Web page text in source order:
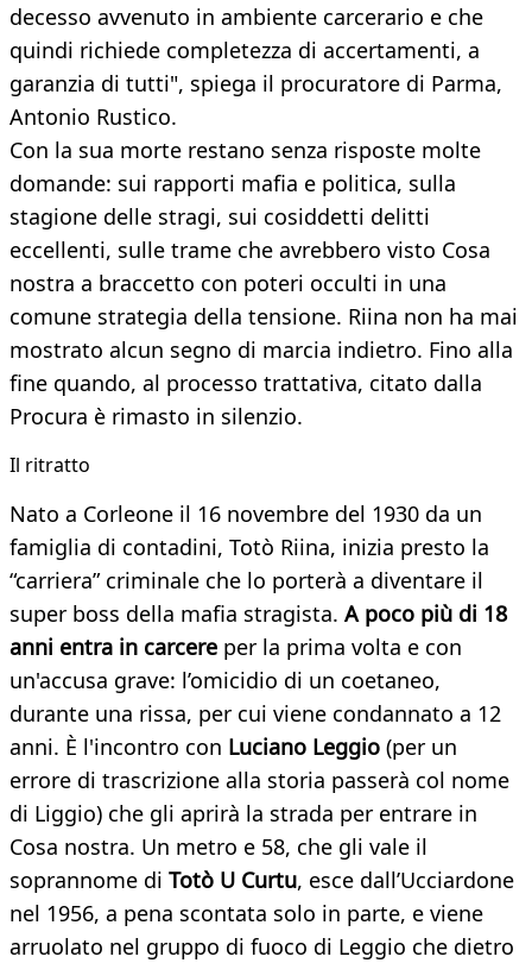
decesso avvenuto in ambiente carcerario e che
quindi richiede completezza di accertamenti, a
garanzia di tutti", spiega il procuratore di Parma,
Antonio Rustico.
Con la sua morte restano senza risposte molte
domande: sui rapporti mafia e politica, sulla
stagione delle stragi, sui cosiddetti delitti
eccellenti, sulle trame che avrebbero visto Cosa
nostra a braccetto con poteri occulti in una
comune strategia della tensione. Riina non ha mai
mostrato alcun segno di marcia indietro. Fino alla
fine quando, al processo trattativa, citato dalla
Procura è rimasto in silenzio.
Il ritratto
Nato a Corleone il 16 novembre del 1930 da un
famiglia di contadini, Totò Riina, inizia presto la
“carriera” criminale che lo porterà a diventare il
super boss della mafia stragista. A poco più di 18
anni entra in carcere per la prima volta e con
un'accusa grave: l’omicidio di un coetaneo,
durante una rissa, per cui viene condannato a 12
anni. È l'incontro con Luciano Leggio (per un
errore di trascrizione alla storia passerà col nome
di Liggio) che gli aprirà la strada per entrare in
Cosa nostra. Un metro e 58, che gli vale il
soprannome di Totò U Curtu, esce dall’Ucciardone
nel 1956, a pena scontata solo in parte, e viene
arruolato nel gruppo di fuoco di Leggio che dietro